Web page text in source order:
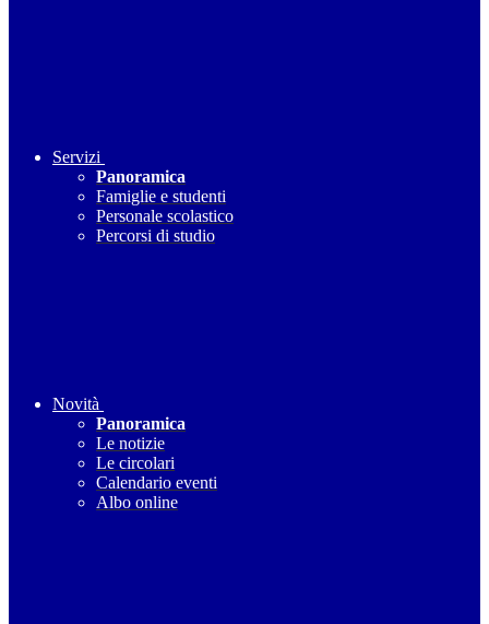
Servizi
Panoramica
Famiglie e studenti
Personale scolastico
Percorsi di studio
Novità
Panoramica
Le notizie
Le circolari
Calendario eventi
Albo online